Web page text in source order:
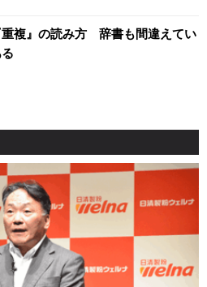
重複』の読み方 辞書も間違えてい